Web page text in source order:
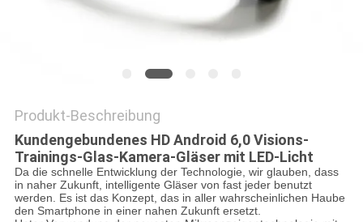
Produkt-Beschreibung
Kundengebundenes HD Android 6,0 Visions-
Trainings-Glas-Kamera-Gläser mit LED-Licht
Da die schnelle Entwicklung der Technologie, wir glauben, dass
in naher Zukunft, intelligente Gläser von fast jeder benutzt
werden. Es ist das Konzept, das in aller wahrscheinlichen Haube
den Smartphone in einer nahen Zukunft ersetzt.